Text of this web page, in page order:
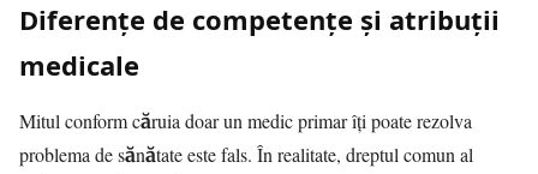
Diferențe de competențe și atribuții
medicale
Mitul conform căruia doar un medic primar îți poate rezolva
problema de sănătate este fals. În realitate, dreptul comun al